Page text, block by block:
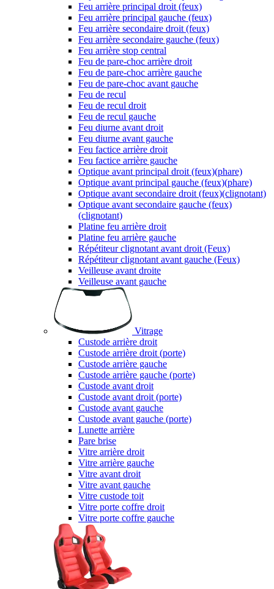
Feu arrière principal droit (feux)
Feu arrière principal gauche (feux)
Feu arrière secondaire droit (feux)
Feu arrière secondaire gauche (feux)
Feu arrière stop central
Feu de pare-choc arrière droit
Feu de pare-choc arrière gauche
Feu de pare-choc avant gauche
Feu de recul
Feu de recul droit
Feu de recul gauche
Feu diurne avant droit
Feu diurne avant gauche
Feu factice arrière droit
Feu factice arrière gauche
Optique avant principal droit (feux)(phare)
Optique avant principal gauche (feux)(phare)
Optique avant secondaire droit (feux)(clignotant)
Optique avant secondaire gauche (feux)
(clignotant)
Platine feu arrière droit
Platine feu arrière gauche
Répétiteur clignotant avant droit (Feux)
Répétiteur clignotant avant gauche (Feux)
Veilleuse avant droite
Veilleuse avant gauche
Vitrage
Custode arrière droit
Custode arrière droit (porte)
Custode arrière gauche
Custode arrière gauche (porte)
Custode avant droit
Custode avant droit (porte)
Custode avant gauche
Custode avant gauche (porte)
Lunette arrière
Pare brise
Vitre arrière droit
Vitre arrière gauche
Vitre avant droit
Vitre avant gauche
Vitre custode toit
Vitre porte coffre droit
Vitre porte coffre gauche